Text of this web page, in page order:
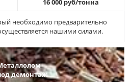
16 000 руб/тонна
необходимо предварительно
нашими силами.
демонтаж